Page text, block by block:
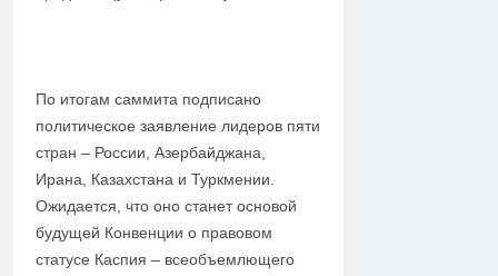
По итогам саммита подписано
политическое заявление лидеров пяти
стран – России, Азербайджана,
Ирана, Казахстана и Туркмении.
Ожидается, что оно станет основой
будущей Конвенции о правовом
статусе Каспия – всеобъемлющего